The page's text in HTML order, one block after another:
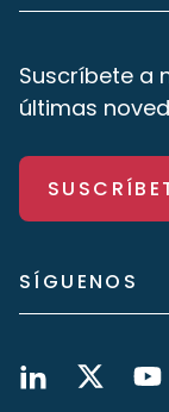
Suscríbete a
últimas
SÍGUENOS